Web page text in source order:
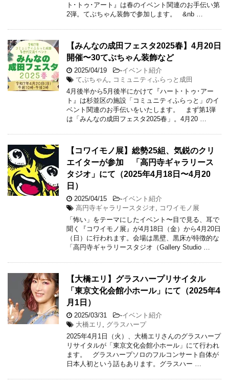
ト･トゥ･アート』は春のイベント関連のお手伝い第
2弾。てぶちゃん装飾で参加します。 &nb …
【みんなの成田フェスタ2025春】4月20日
開催〜30てぶちゃん装飾など
2025/04/19 -イベント紹介
てぶちゃん
コミュニティふらっと成田
4月後半から5月後半にかけて『ハート･トゥ･アー
ト』は杉並区の施設「コミュニティふらっと」のイ
ベント関連のお手伝いをいたします。 まず第1弾
は「みんなの成田フェスタ2025春」。4月20 …
【コワイモノ展】総勢25組、気鋭のクリ
エイターが参加 「高円寺ギャラリース
タジオ」にて（2025年4月18日〜4月20
日）
2025/04/15 -イベント紹介
高円寺ギャラリースタジオ
コワイモノ展
「怖い」をテーマにしたイベント〜目で見る、耳で
聞く『コワイモノ展』が4月18日（金）から4月20日
（日）に行われます。会場は黒壁、黒床が特徴的な
「高円寺ギャラリースタジオ（Gallery Studio …
【大橋エリ】グラスハープリサイタル
「東京文化会館小ホール」にて（2025年4
月1日）
2025/03/31 -イベント紹介
大橋エリ
グラスハープ
2025年4月1日（火）、大橋エリさんのグラスハープ
リサイタルが「東京文化会館小ホール」にて行われ
ます。 グラスハープソロのフルコンサート自体が
日本人初という話もあります。グラスハー …